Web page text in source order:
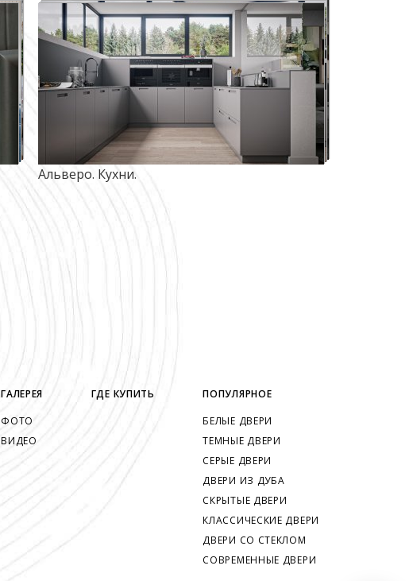
Альверо. Кухни.
ГАЛЕРЕЯ
ФОТО
ВИДЕО
ГДЕ КУПИТЬ
ПОПУЛЯРНОЕ
БЕЛЫЕ ДВЕРИ
ТЕМНЫЕ ДВЕРИ
СЕРЫЕ ДВЕРИ
ДВЕРИ ИЗ ДУБА
СКРЫТЫЕ ДВЕРИ
КЛАССИЧЕСКИЕ ДВЕРИ
ДВЕРИ СО СТЕКЛОМ
СОВРЕМЕННЫЕ ДВЕРИ